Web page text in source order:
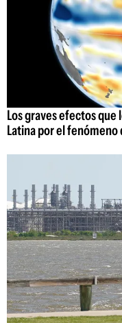
Los graves efectos
Latina por el fenómeno